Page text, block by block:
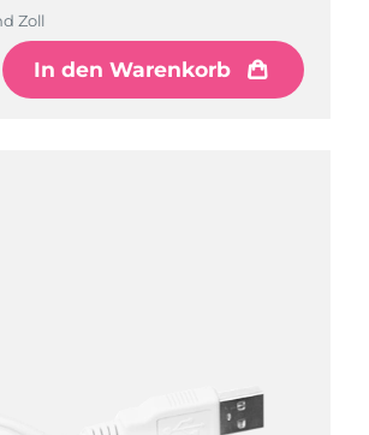
Zoll
In den Warenkorb